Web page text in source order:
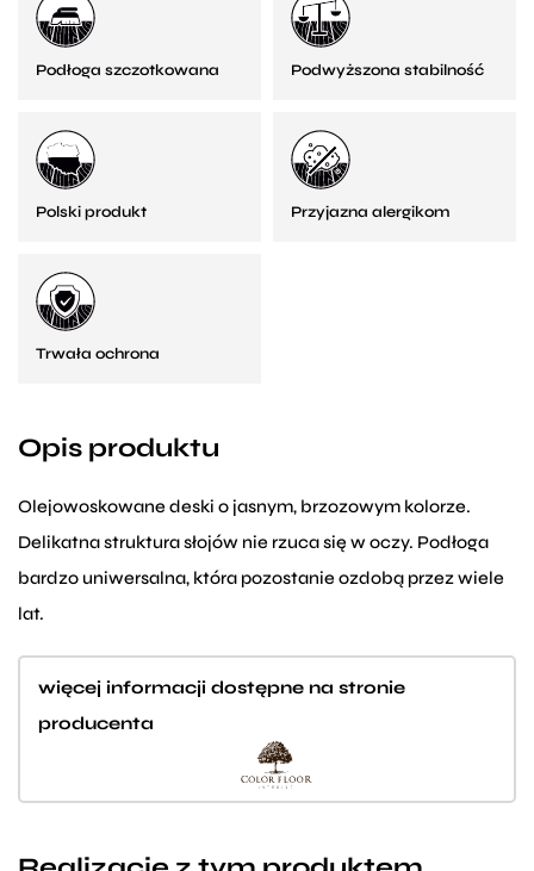
Podłoga szczotkowana Podwyższona stabilność
Polski produkt Przyjazna alergikom
Trwała ochrona
Opis produktu
Olejowoskowane deski o jasnym, brzozowym kolorze.
Delikatna struktura słojów nie rzuca się w oczy. Podłoga
bardzo uniwersalna, która pozostanie ozdobą przez wiele
lat.
więcej informacji dostępne na stronie
producenta